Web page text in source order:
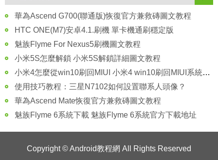
華為Ascend G700(聯通版)恢復官方兼救磚圖文教程
HTC ONE(M7)安卓4.1.刷機 單卡機通刷穩定版
魅族Flyme For Nexus5刷機圖文教程
小米5S怎麼解鎖 小米5S解鎖詳細圖文教程
小米4怎麼從win10刷回MIUI 小米4 win10刷回MIUI系統詳細教程
使用技巧教程：三星N7102如何設置聯系人頭像？
華為Ascend Mate恢復官方兼救磚圖文教程
魅族Flyme 6系統下載 魅族Flyme 6系統官方下載地址
Copyright ©Android教程網 All Rights Reserved